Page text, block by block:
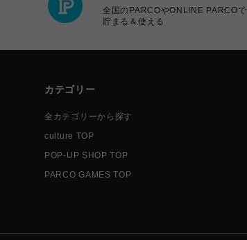
全国のPARCOやONLINE PARCOで
貯まる＆使える
カテゴリー
全カテゴリーから探す
culture TOP
POP-UP SHOP TOP
PARCO GAMES TOP